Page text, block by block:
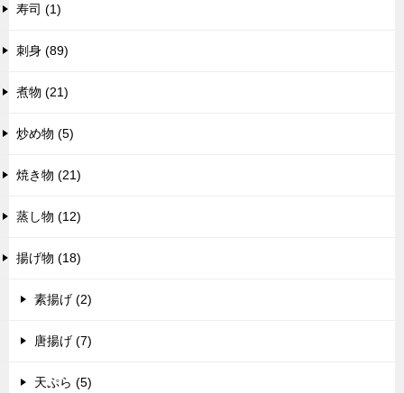
寿司 (1)
刺身 (89)
煮物 (21)
炒め物 (5)
焼き物 (21)
蒸し物 (12)
揚げ物 (18)
素揚げ (2)
唐揚げ (7)
天ぷら (5)